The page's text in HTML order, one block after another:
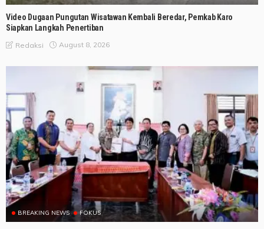
Video Dugaan Pungutan Wisatawan Kembali Beredar, Pemkab Karo
Siapkan Langkah Penertiban
Redaksi August 8, 2026
BREAKING NEWS FOKUS